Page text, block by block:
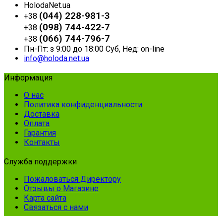
HolodaNet.ua
+38 (044) 228-981-3
+38 (098) 744-422-7
+38 (066) 744-796-7
Пн-Пт: з 9:00 до 18:00 Суб, Нед: on-line
info@holoda.net.ua
Информация
О нас
Политика конфиденциальности
Доставка
Оплата
Гарантия
Контакты
Служба поддержки
Пожаловаться Директору
Отзывы о Магазине
Карта сайта
Связаться с нами